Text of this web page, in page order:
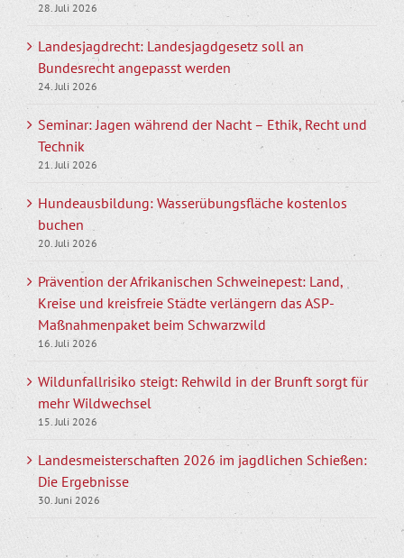
28. Juli 2026
Landesjagdrecht: Landesjagdgesetz soll an
Bundesrecht angepasst werden
24. Juli 2026
Seminar: Jagen während der Nacht – Ethik, Recht und
Technik
21. Juli 2026
Hundeausbildung: Wasserübungsfläche kostenlos
buchen
20. Juli 2026
Prävention der Afrikanischen Schweinepest: Land,
Kreise und kreisfreie Städte verlängern das ASP-
Maßnahmenpaket beim Schwarzwild
16. Juli 2026
Wildunfallrisiko steigt: Rehwild in der Brunft sorgt für
mehr Wildwechsel
15. Juli 2026
Landesmeisterschaften 2026 im jagdlichen Schießen:
Die Ergebnisse
30. Juni 2026